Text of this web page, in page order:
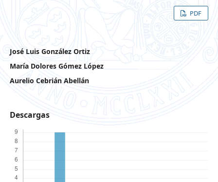
PDF
José Luis González Ortiz
María Dolores Gómez López
Aurelio Cebrián Abellán
Descargas